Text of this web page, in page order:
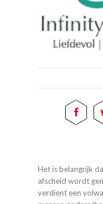
Het is belangrijk
afscheid wordt
verdient een